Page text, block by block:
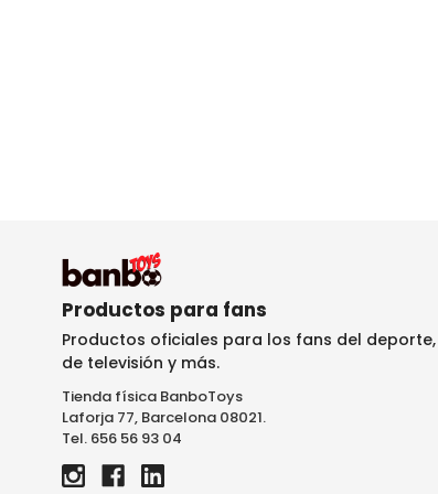
Productos para fans
Productos oficiales para los fans del deporte,
de televisión y más.
Tienda física BanboToys
Laforja 77, Barcelona 08021.
Tel. 656 56 93 04